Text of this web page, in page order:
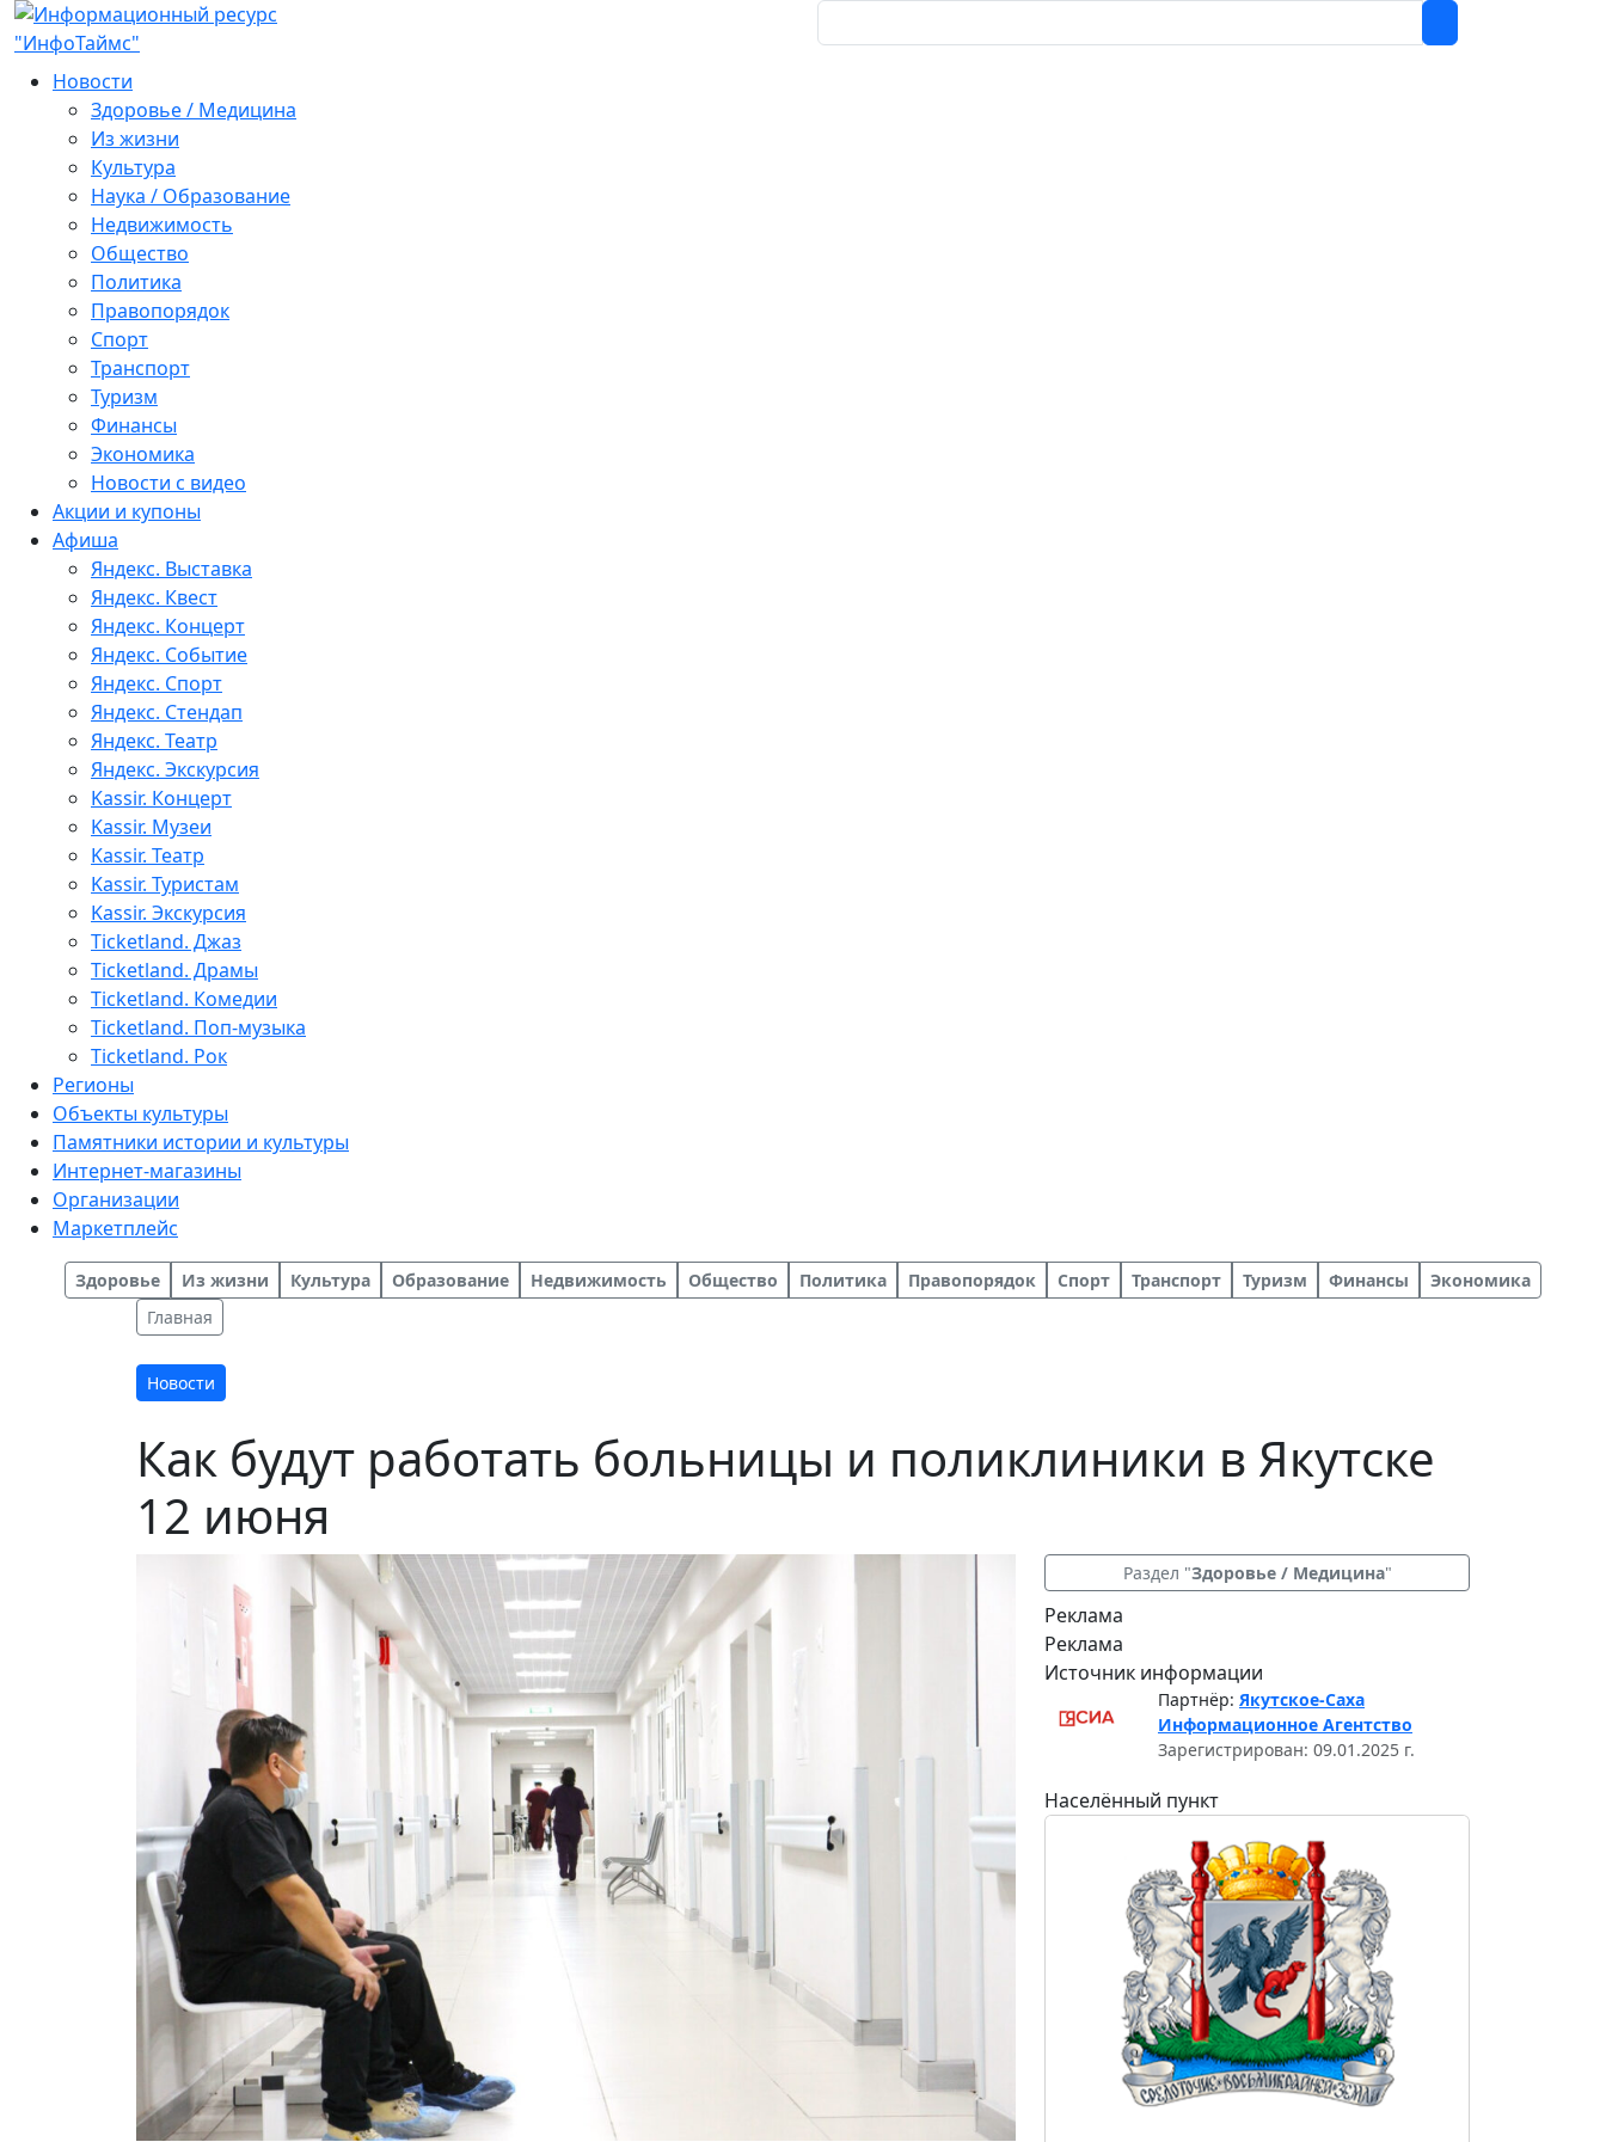
Новости
Здоровье / Медицина
Из жизни
Культура
Наука / Образование
Недвижимость
Общество
Политика
Правопорядок
Спорт
Транспорт
Туризм
Финансы
Экономика
Новости с видео
Акции и купоны
Афиша
Яндекс. Выставка
Яндекс. Квест
Яндекс. Концерт
Яндекс. Событие
Яндекс. Спорт
Яндекс. Стендап
Яндекс. Театр
Яндекс. Экскурсия
Kassir. Концерт
Kassir. Музеи
Kassir. Театр
Kassir. Туристам
Kassir. Экскурсия
Ticketland. Джаз
Ticketland. Драмы
Ticketland. Комедии
Ticketland. Поп-музыка
Ticketland. Рок
Регионы
Объекты культуры
Памятники истории и культуры
Интернет-магазины
Организации
Маркетплейс
Здоровье Из жизни Культура Образование Недвижимость Общество Политика Правопорядок Спорт Транспорт Туризм Финансы
Экономика
Главная
Новости
Как будут работать больницы и поликлиники в Якутске
12 июня
Раздел "Здоровье / Медицина"
Реклама
Реклама
Источник информации
Партнёр: Якутское-Саха
Информационное Агентство
Зарегистрирован: 09.01.2025 г.
Населённый пункт